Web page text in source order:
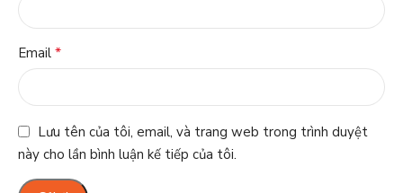
Email *
Lưu tên của tôi, email, và trang web trong trình duyệt
này cho lần bình luận kế tiếp của tôi.